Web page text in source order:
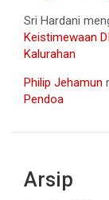
Sri Hardani
Keistimewaan
Kalurahan
Philip Jehamun
Pendoa
Arsip